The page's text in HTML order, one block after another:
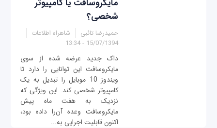
مایکروسافت یا کامپیوتر
شخصی؟
حمیدرضا تائبی
شاهراه اطلاعات
15/07/1394 - 13:34
داک جدید عرضه شده از سوی
مایکروسافت این توانایی را دارد تا
ویندوز 10 موبایل را تبدیل به یک
کامپیوتر شخصی کند. این ویژگی که
نزدیک به هفت ماه پیش
مایکروسافت وعده آن‌را داده بود،
اکنون قابلیت اجرایی به...